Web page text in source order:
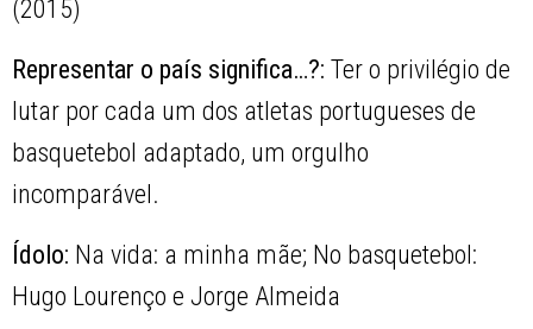
(2015)
Representar o país significa…?:Ter o privilégio de
lutar por cada um dos atletas portugueses de
basquetebol adaptado, um orgulho
incomparável.
Ídolo: Na vida: a minha mãe; No basquetebol:
Hugo Lourenço e Jorge Almeida